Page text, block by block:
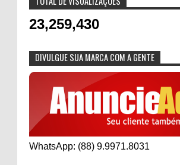
23,259,430
DIVULGUE SUA MARCA COM A GENTE
WhatsApp: (88) 9.9971.8031